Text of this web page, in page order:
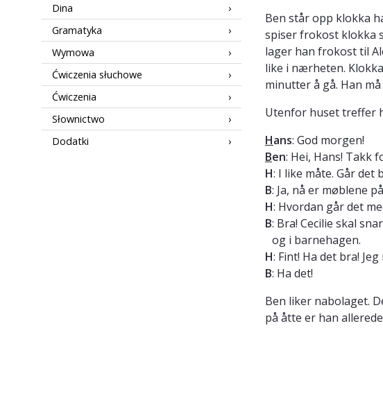
Dina
Gramatyka
Wymowa
Ćwiczenia słuchowe
Ćwiczenia
Słownictwo
Dodatki
Ben står opp klokka
spiser frokost klokka
lager han frokost til
like i nærheten.
minutter å gå. Han må
Utenfor huset treffer
Hans: God morgen!
Ben: Hei, Hans! Takk
H: I like måte. Går det
B: Ja, nå er møblene
H: Hvordan går det
B: Bra! Cecilie skal
og i barnehagen.
H: Fint! Ha det bra!
B: Ha det!
Ben liker nabolaget.
på åtte er han